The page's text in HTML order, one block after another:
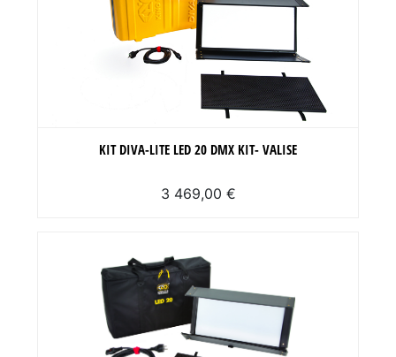
KIT DIVA-LITE LED 20 DMX KIT- VALISE
3 469,00 €